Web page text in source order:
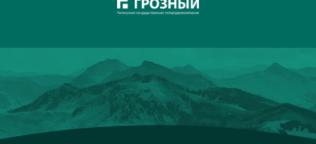
14 ФАКЕЛ 2 3-5 0
15 РОДИНА
16 АКРОН 0